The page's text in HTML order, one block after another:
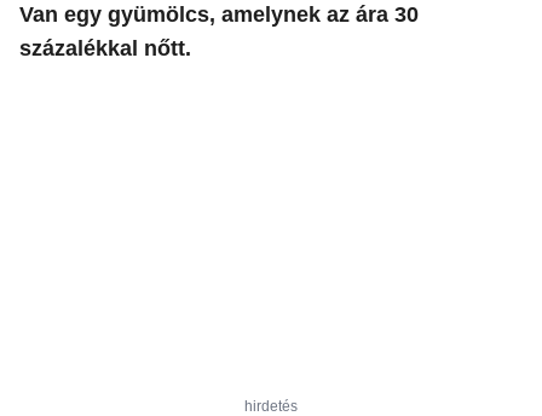
Van egy gyümölcs, amelynek az ára 30
százalékkal nőtt.
hirdetés